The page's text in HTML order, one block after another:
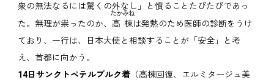
衆の無法なるには驚くの外なし」と憤ることたびたびであっ
た。無理が祟ったのか、 高棟
たかみね
は発熱のため医師の診断をうけ
ており、一行は、日本大使と相談することが「安全」と考
え、首都に向かう。
14日サンクトペテルブルク着（高棟回復、エルミタージュ美